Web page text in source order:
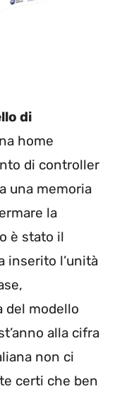
di
home
di controller
una memoria
la
è stato il
inserito l’unità
del modello
alla cifra
non ci
certi che ben